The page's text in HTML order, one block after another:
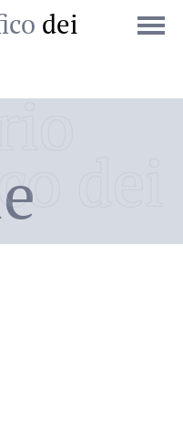
dei
dei